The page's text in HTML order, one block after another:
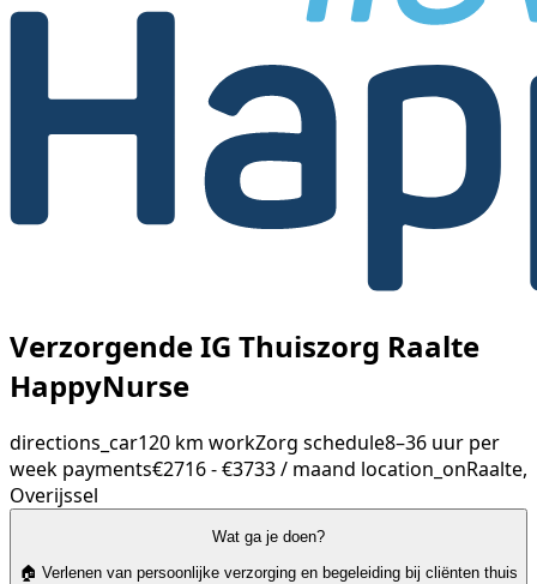
Verzorgende IG Thuiszorg Raalte
HappyNurse
directions_car120 km workZorg schedule8–36 uur per
week payments€2716 - €3733 / maand location_onRaalte,
Overijssel
Wat ga je doen?
🏠 Verlenen van persoonlijke verzorging en begeleiding bij cliënten thuis